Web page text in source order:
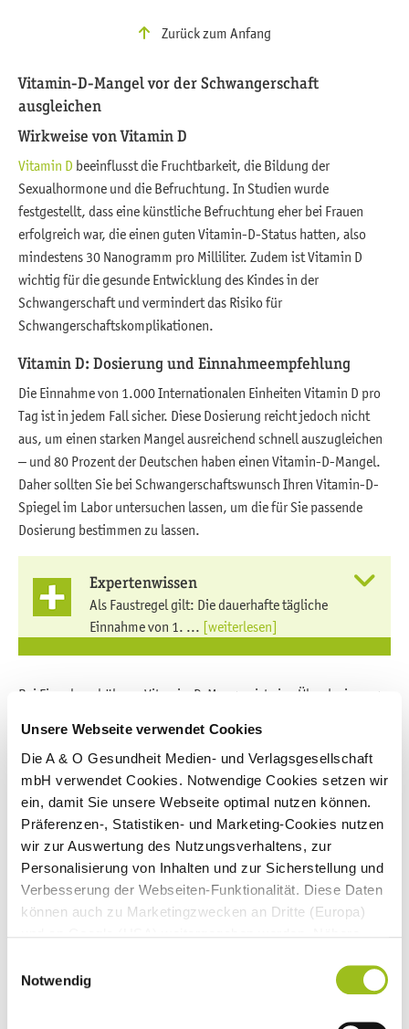
Unsere Webseite verwendet Cookies
Die A & O Gesundheit Medien- und Verlagsgesellschaft
mbH verwendet Cookies. Notwendige Cookies setzen wir
ein, damit Sie unsere Webseite optimal nutzen können.
Präferenzen-, Statistiken- und Marketing-Cookies nutzen
wir zur Auswertung des Nutzungsverhaltens, zur
Personalisierung von Inhalten und zur Sicherstellung und
Verbesserung der Webseiten-Funktionalität. Diese Daten
können auch zu Marketingzwecken an Dritte (Europa)
unserenDatenschutzhinweisen Impressum
Notwendig
Zurück zum Anfang
Vitamin-D-Mangel vor der Schwangerschaft
ausgleichen
Wirkweise von Vitamin D
Vitamin D beeinflusst die Fruchtbarkeit, die Bildung der
Sexualhormone und die Befruchtung. In Studien wurde
festgestellt, dass eine künstliche Befruchtung eher bei Frauen
erfolgreich war, die einen guten Vitamin-D-Status hatten, also
mindestens 30 Nanogramm pro Milliliter. Zudem ist Vitamin D
wichtig für die gesunde Entwicklung des Kindes in der
Schwangerschaft und vermindert das Risiko für
Schwangerschaftskomplikationen.
Vitamin D: Dosierung und Einnahmeempfehlung
Die Einnahme von 1.000 Internationalen Einheiten Vitamin D pro
Tag ist in jedem Fall sicher. Diese Dosierung reicht jedoch nicht
aus, um einen starken Mangel ausreichend schnell auszugleichen
– und 80 Prozent der Deutschen haben einen Vitamin-D-Mangel.
Daher sollten Sie bei Schwangerschaftswunsch Ihren Vitamin-D-
Spiegel im Labor untersuchen lassen, um die für Sie passende
Dosierung bestimmen zu lassen.
Expertenwissen
Als Faustregel gilt: Die dauerhafte tägliche
Einnahme von 1. ... [weiterlesen]
Bei Einnahme höherer Vitamin-D-Mengen ist eine Überdosierung
gesprochen zu haben.
Wie wird ein Vitamin-D-Mangel festgestellt?